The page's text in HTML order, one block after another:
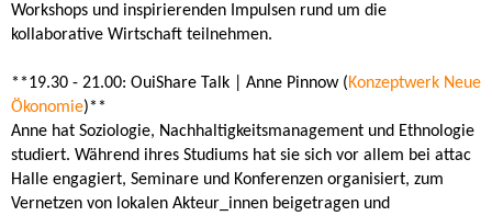
Workshops und inspirierenden Impulsen rund um die
kollaborative Wirtschaft teilnehmen.
**19.30 - 21.00: OuiShare Talk | Anne Pinnow (Konzeptwerk Neue
Ökonomie)**
Anne hat Soziologie, Nachhaltigkeitsmanagement und Ethnologie
studiert. Während ihres Studiums hat sie sich vor allem bei attac
Halle engagiert, Seminare und Konferenzen organisiert, zum
Vernetzen von lokalen Akteur_innen beigetragen und